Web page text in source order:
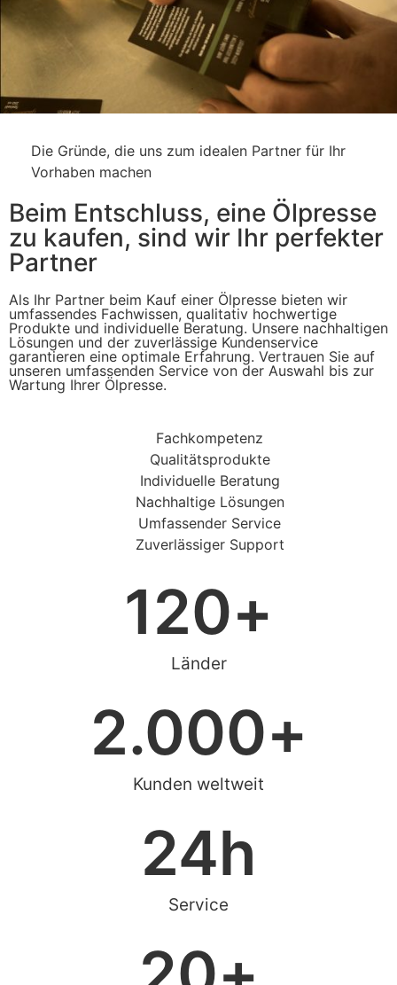
Die Gründe, die uns zum idealen Partner für Ihr
Vorhaben machen
Beim Entschluss, eine Ölpresse
zu kaufen, sind wir Ihr perfekter
Partner
Als Ihr Partner beim Kauf einer Ölpresse bieten wir
umfassendes Fachwissen, qualitativ hochwertige
Produkte und individuelle Beratung. Unsere nachhaltigen
Lösungen und der zuverlässige Kundenservice
garantieren eine optimale Erfahrung. Vertrauen Sie auf
unseren umfassenden Service von der Auswahl bis zur
Wartung Ihrer Ölpresse.
Fachkompetenz
Qualitätsprodukte
Individuelle Beratung
Nachhaltige Lösungen
Umfassender Service
Zuverlässiger Support
24h
Service
2.000+
Kunden weltweit
120+
Länder